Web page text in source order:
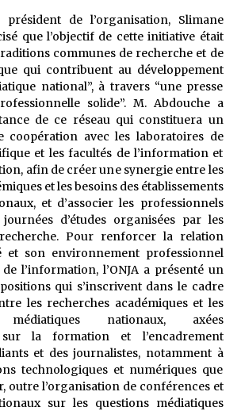
5 ans ago
conte targui/ Quand la tête est vide
5 ans ago
orale/ D’où viennent les contes et à
quoi servent-ils?
5 ans ago
de l’organisation, Slimane
que l’objectif de cette initiative était
communes de recherche et de
qui contribuent au développement
national”, à travers “une presse
solide”. M. Abdouche a
de ce réseau qui constituera un
coopération avec les laboratoires de
et les facultés de l’information et
afin de créer une synergie entre les
et les besoins des établissements
et d’associer les professionnels
d’études organisées par les
Pour renforcer la relation
et son environnement professionnel
l’information, l’ONJA a présenté un
qui s’inscrivent dans le cadre
les recherches académiques et les
médiatiques nationaux, axées
sur la formation et l’encadrement
et des journalistes, notamment à
technologiques et numériques que
outre l’organisation de conférences et
sur les questions médiatiques